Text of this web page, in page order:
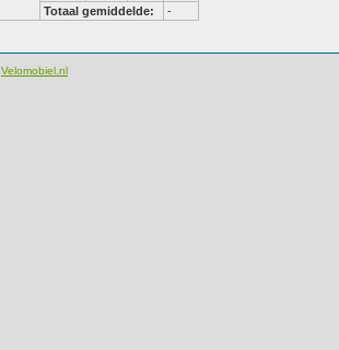
Totaal gemiddelde:
-
Velomobiel.nl